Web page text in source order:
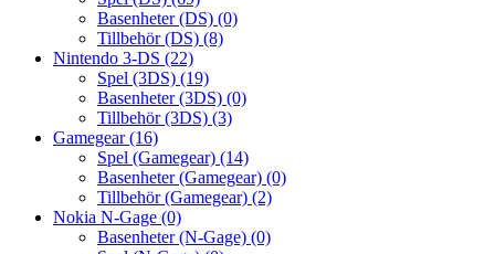
Basenheter (DS) (0)
Tillbehör (DS) (8)
Nintendo 3-DS (22)
Spel (3DS) (19)
Basenheter (3DS) (0)
Tillbehör (3DS) (3)
Gamegear(16)
Spel (Gamegear) (14)
Basenheter (Gamegear) (0)
Tillbehör (Gamegear) (2)
Nokia N-Gage (0)
Basenheter (N-Gage) (0)